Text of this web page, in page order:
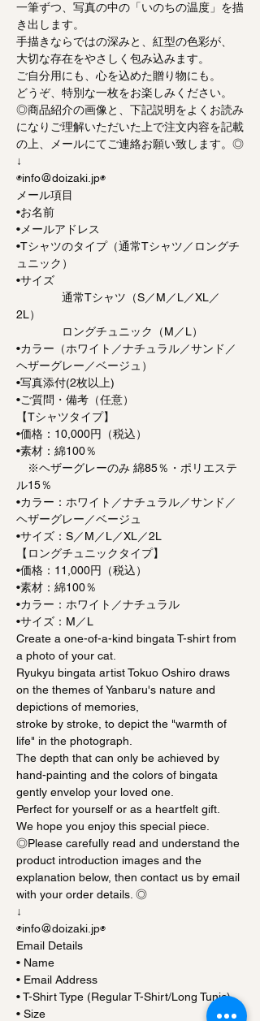
一筆ずつ、写真の中の「いのちの温度」を描
き出します。
手描きならではの深みと、紅型の色彩が、
大切な存在をやさしく包み込みます。
ご自分用にも、心を込めた贈り物にも。
どうぞ、特別な一枚をお楽しみください。
◎商品紹介の画像と、下記説明をよくお読み
になりご理解いただいた上で注文内容を記載
の上、メールにてご連絡お願い致します。◎
↓
◉info＠doizaki.jp◉
メール項目
•お名前
•メールアドレス
•Tシャツのタイプ（通常Tシャツ／ロングチ
ュニック）
•サイズ
通常Tシャツ（S／M／L／XL／
2L）
ロングチュニック（M／L）
•カラー（ホワイト／ナチュラル／サンド／
ヘザーグレー／ベージュ）
•写真添付(2枚以上)
•ご質問・備考（任意）
【Tシャツタイプ】
•価格：10,000円（税込）
•素材：綿100％
※ヘザーグレーのみ 綿85％・ポリエステ
ル15％
•カラー：ホワイト／ナチュラル／サンド／
ヘザーグレー／ベージュ
•サイズ：S／M／L／XL／2L
【ロングチュニックタイプ】
•価格：11,000円（税込）
•素材：綿100％
•カラー：ホワイト／ナチュラル
•サイズ：M／L
Create a one-of-a-kind bingata T-shirt from
a photo of your cat.
Ryukyu bingata artist Tokuo Oshiro draws
on the themes of Yanbaru's nature and
depictions of memories,
stroke by stroke, to depict the "warmth of
life" in the photograph.
The depth that can only be achieved by
hand-painting and the colors of bingata
gently envelop your loved one.
Perfect for yourself or as a heartfelt gift.
We hope you enjoy this special piece.
◎Please carefully read and understand the
product introduction images and the
explanation below, then contact us by email
with your order details. ◎
↓
◉info＠doizaki.jp◉
Email Details
• Name
• Email Address
• T-Shirt Type (Regular T-Shirt/Long Tunic)
• Size